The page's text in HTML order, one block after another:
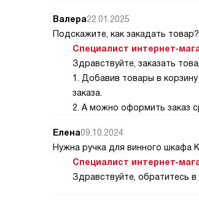
Валера22.01.2025
Подскажите, как закадать товар?
Специалист интернет-
Здравствуйте, заказать
1. Добавив товары в
заказа.
2. А можно оформить заказ
Елена09.10.2024
Нужна ручка для винного шкафа
Специалист интернет-
Здравствуйте, обратитесь